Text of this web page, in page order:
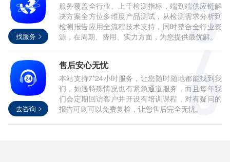
找服务
服务覆盖全行业。上千检测指标，端到端供应链解
决方案全方位多维度产品测试，从检测需求分析到
检测报告应用全流程技术支持，同时整合全行业资
源，在周期、费用、实力方面，为您提供最优解。
去咨询
售后安心无忧
本站支持7*24小时服务，让您随时随地都能找到我
们，如遇特殊情况也有紧急通道服务，而且每年我
们会定期回访客户并开设有培训课程，对有疑问的
报告可则可以免费复检，让您售后完全无忧。